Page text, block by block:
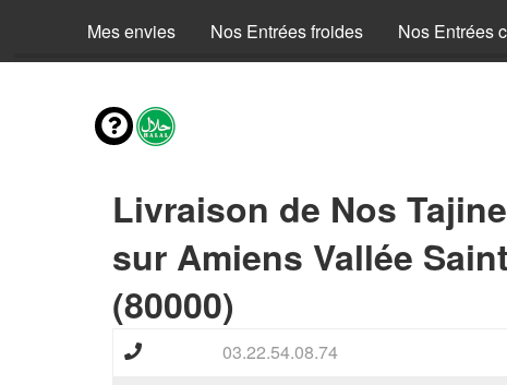
Mes envies Nos Entrées froides Nos Entrées
Livraison de Nos
sur Amiens Vallée
(80000)
03.22.54.08.74